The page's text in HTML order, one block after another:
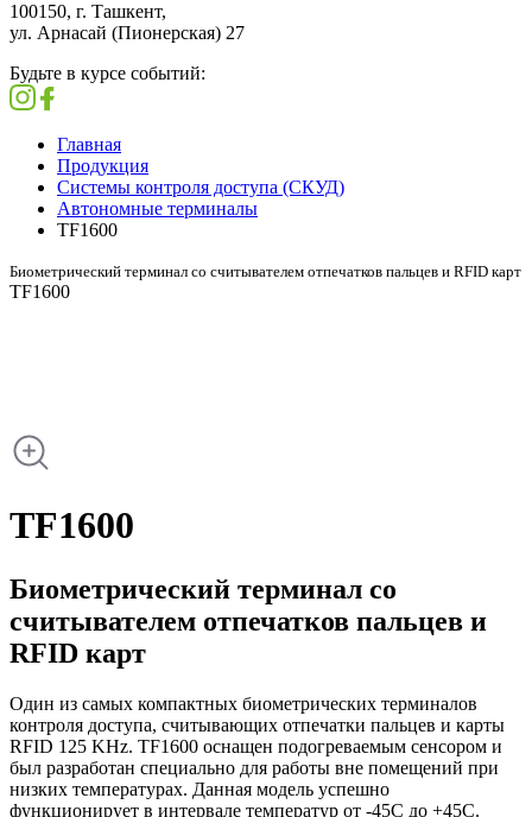
100150, г. Ташкент,
ул. Арнасай (Пионерская) 27
Будьте в курсе событий:
Главная
Продукция
Системы контроля доступа (СКУД)
Автономные терминалы
TF1600
Биометрический терминал со считывателем отпечатков пальцев и RFID карт
TF1600
TF1600
Биометрический терминал со
считывателем отпечатков пальцев и
RFID карт
Один из самых компактных биометрических терминалов
контроля доступа, считывающих отпечатки пальцев и карты
RFID 125 KHz. TF1600 оснащен подогреваемым сенсором и
был разработан специально для работы вне помещений при
низких температурах. Данная модель успешно
функционирует в интервале температур от -45С до +45C.